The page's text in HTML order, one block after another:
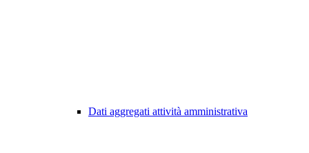
Dati aggregati attività amministrativa